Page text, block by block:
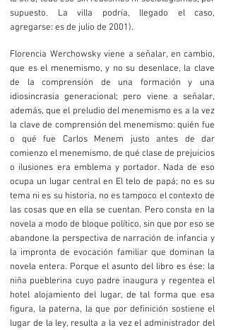
supuesto. La villa podría, llegado el caso,
agregarse: es de julio de 2001).
Florencia Werchowsky viene a señalar, en cambio,
que es el menemismo, y no su desenlace, la clave
de la comprensión de una formación y una
idiosincrasia generacional; pero viene a señalar,
además, que el preludio del menemismo es a la vez
la clave de comprensión del menemismo: quién fue
o qué fue Carlos Menem justo antes de dar
comienzo el menemismo, de qué clase de prejuicios
o ilusiones era emblema y portador. Nada de eso
ocupa un lugar central en El telo de papá; no es su
tema ni es su historia, no es tampoco el contexto de
las cosas que en ella se cuentan. Pero consta en la
novela a modo de bloque político, sin que por eso se
abandone la perspectiva de narración de infancia y
la impronta de evocación familiar que dominan la
novela entera. Porque el asunto del libro es ése: la
niña pueblerina cuyo padre inaugura y regentea el
hotel alojamiento del lugar, de tal forma que esa
figura, la paterna, la que por definición sostiene el
lugar de la ley, resulta a la vez el administrador del